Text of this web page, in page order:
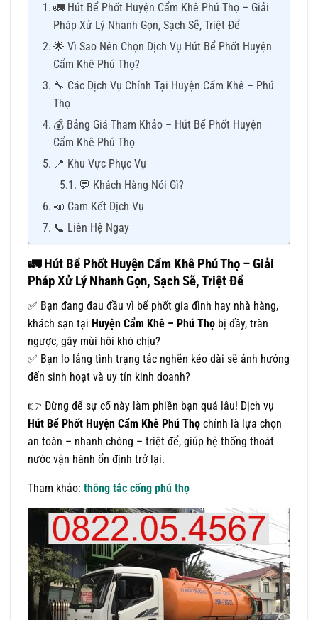
🚛 Hút Bể Phốt Huyện Cẩm Khê Phú Thọ – Giải
Pháp Xử Lý Nhanh Gọn, Sạch Sẽ, Triệt Để
🌟 Vì Sao Nên Chọn Dịch Vụ Hút Bể Phốt Huyện
Cẩm Khê Phú Thọ?
🔧 Các Dịch Vụ Chính Tại Huyện Cẩm Khê – Phú
Thọ
💰 Bảng Giá Tham Khảo – Hút Bể Phốt Huyện
Cẩm Khê Phú Thọ
📍 Khu Vực Phục Vụ
💬 Khách Hàng Nói Gì?
📣 Cam Kết Dịch Vụ
📞 Liên Hệ Ngay
🚛Hút Bể Phốt Huyện Cẩm Khê Phú Thọ – Giải
Pháp Xử Lý Nhanh Gọn, Sạch Sẽ, Triệt Để
✅ Bạn đang đau đầu vì bể phốt gia đình hay nhà hàng,
khách sạn tại Huyện Cẩm Khê – Phú Thọ bị đầy, tràn
ngược, gây mùi hôi khó chịu?
✅ Bạn lo lắng tình trạng tắc nghẽn kéo dài sẽ ảnh hưởng
đến sinh hoạt và uy tín kinh doanh?
👉 Đừng để sự cố này làm phiền bạn quá lâu! Dịch vụ
Hút Bể Phốt Huyện Cẩm Khê Phú Thọ chính là lựa chọn
an toàn – nhanh chóng – triệt để, giúp hệ thống thoát
nước vận hành ổn định trở lại.
Tham khảo: thông tắc cống phú thọ